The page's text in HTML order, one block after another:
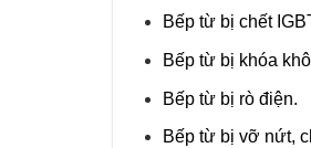
Bếp từ bị chết
Bếp từ bị khóa
Bếp từ bị rò điện.
Bếp từ bị vỡ nứt,